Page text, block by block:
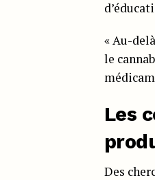
« Au-
le
Les
Des